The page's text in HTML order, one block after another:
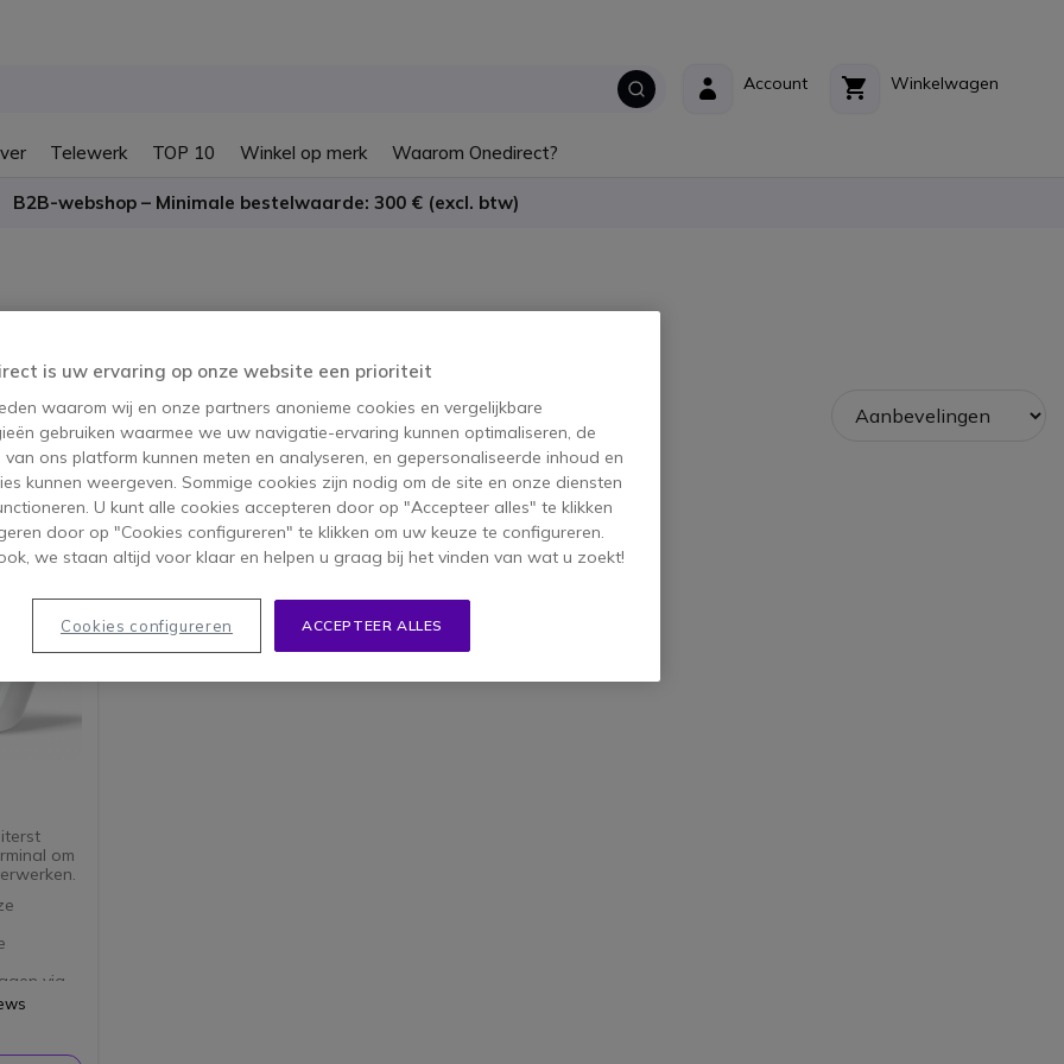
Winkelwagen
Account
Telewerk TOP 10 Winkel op merk Waarom Onedirect?
B2B-webshop – Minimale bestelwaarde: 300 € (excl. btw)
SumUp
om
via
is uw ervaring op onze website een prioriteit
waarom wij en onze partners anonieme cookies en vergelijkbare
gebruiken waarmee we uw navigatie-ervaring kunnen optimaliseren, de
ons platform kunnen meten en analyseren, en gepersonaliseerde inhoud en
kunnen weergeven. Sommige cookies zijn nodig om de site en onze diensten
U kunt alle cookies accepteren door op "Accepteer alles" te klikken
door op "Cookies configureren" te klikken om uw keuze te configureren.
we staan altijd voor klaar en helpen u graag bij het vinden van wat u zoekt!
ACCEPTEER ALLES
Cookies configureren